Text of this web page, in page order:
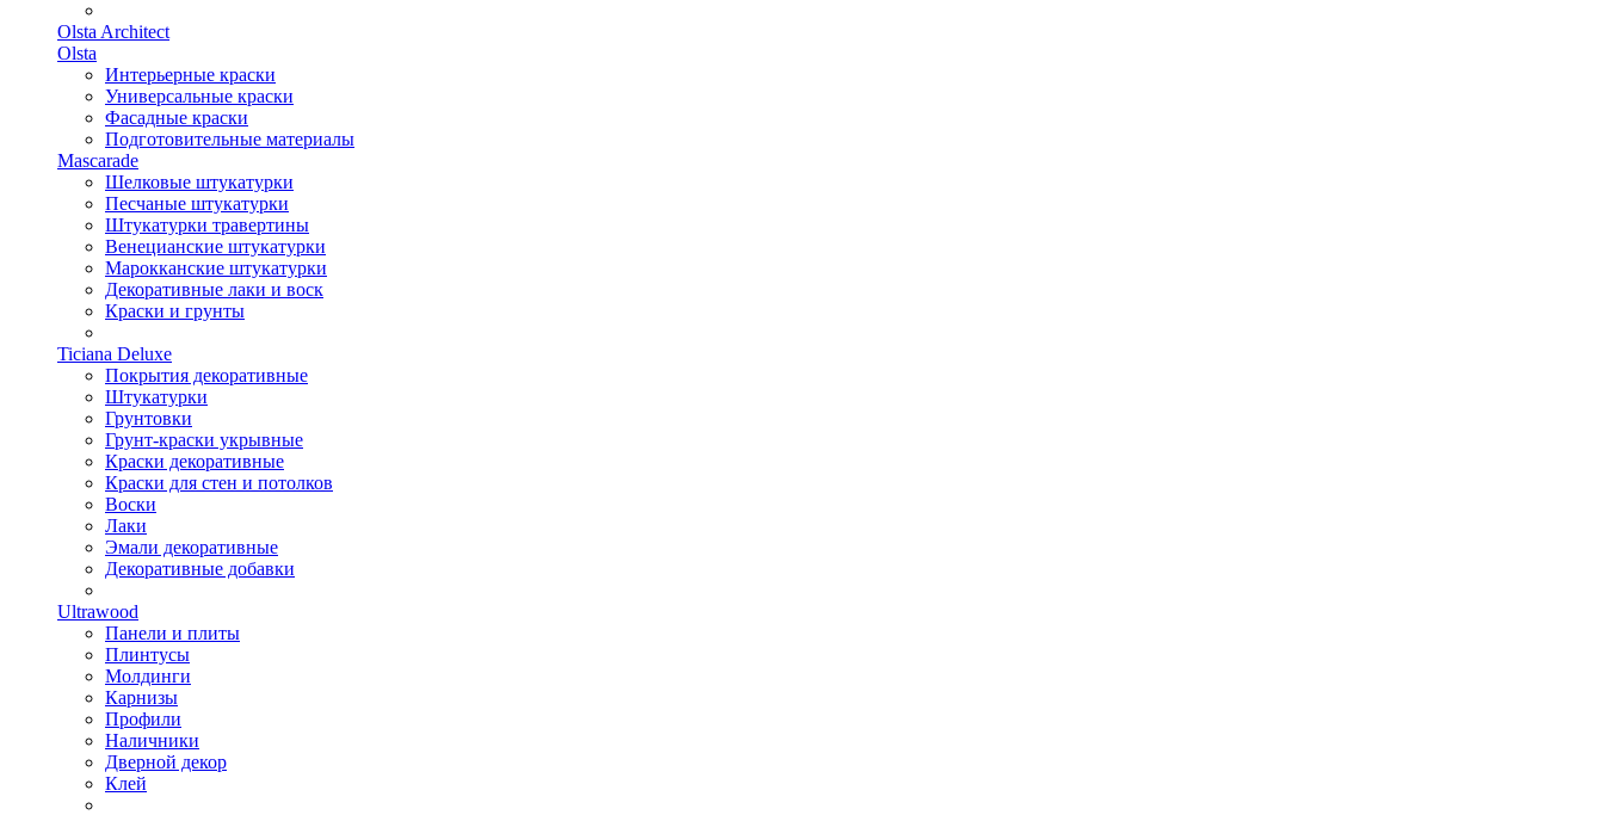
Olsta Architect
Olsta
Интерьерные краски
Универсальные краски
Фасадные краски
Подготовительные материалы
Mascarade
Шелковые штукатурки
Песчаные штукатурки
Штукатурки травертины
Венецианские штукатурки
Марокканские штукатурки
Декоративные лаки и воск
Краски и грунты
Ticiana Deluxe
Покрытия декоративные
Штукатурки
Грунтовки
Грунт-краски укрывные
Краски декоративные
Краски для стен и потолков
Воски
Лаки
Эмали декоративные
Декоративные добавки
Ultrawood
Панели и плиты
Плинтусы
Молдинги
Карнизы
Профили
Наличники
Дверной декор
Клей